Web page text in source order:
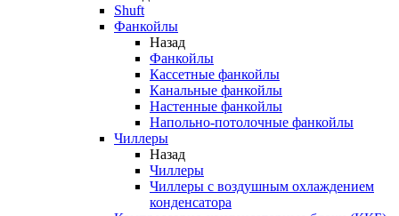
Shuft
Фанкойлы
Назад
Фанкойлы
Кассетные фанкойлы
Канальные фанкойлы
Настенные фанкойлы
Напольно-потолочные фанкойлы
Чиллеры
Назад
Чиллеры
Чиллеры с воздушным охлаждением
конденсатора